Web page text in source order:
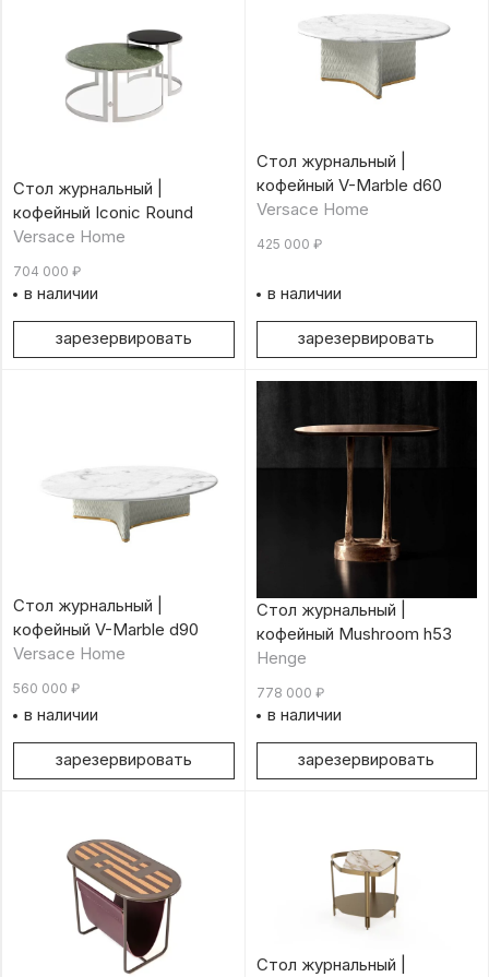
Стол журнальный |
кофейный Iconic Round
Versace Home
704 000 ₽
в наличии
зарезервировать
Стол журнальный |
кофейный V-Marble d60
Versace Home
425 000 ₽
в наличии
зарезервировать
Стол журнальный |
кофейный V-Marble d90
Versace Home
560 000 ₽
в наличии
зарезервировать
Стол журнальный |
кофейный Mushroom h53
Henge
778 000 ₽
в наличии
зарезервировать
Стол журнальный |